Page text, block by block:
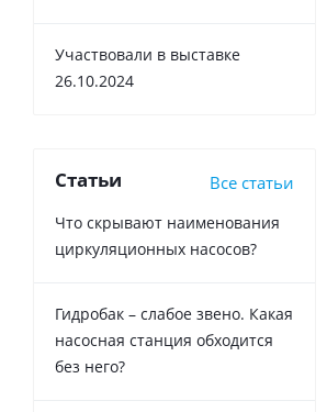
Участвовали в выставке
26.10.2024
Статьи Все статьи
Что скрывают наименования
циркуляционных насосов?
Гидробак – слабое звено. Какая
насосная станция обходится
без него?